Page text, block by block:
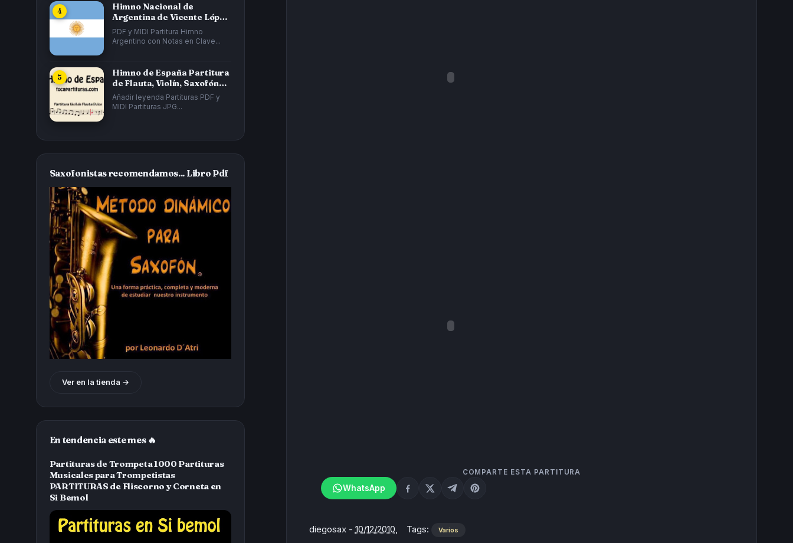
COMPARTE ESTA PARTITURA
WhatsApp
diegosax - 10/12/2010 Tags: Varios
Himno Nacional de
Argentina de Vicente López
y Planes y...
PDF y MIDI Partitura Himno
Argentino con Notas en Clave...
Himno de España Partitura
de Flauta, Violín, Saxofón
Alto...
Añadir leyenda Partituras PDF y
MIDI Partituras JPG...
Saxofonistas recomendamos... Libro Pdf
Ver en la tienda →
En tendencia este mes 🔥
Partituras de Trompeta 1000 Partituras
Musicales para Trompetistas
PARTITURAS de Fliscorno y Corneta en
Si Bemol